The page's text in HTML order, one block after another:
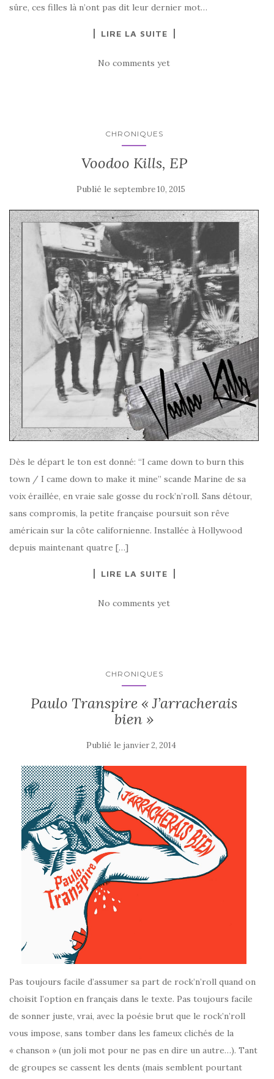
sûre, ces filles là n’ont pas dit leur dernier mot…
LIRE LA SUITE
No comments yet
CHRONIQUES
Voodoo Kills, EP
Publié le septembre 10, 2015
Dès le départ le ton est donné: “I came down to burn this
town / I came down to make it mine” scande Marine de sa
voix éraillée, en vraie sale gosse du rock’n’roll. Sans détour,
sans compromis, la petite française poursuit son rêve
américain sur la côte californienne. Installée à Hollywood
depuis maintenant quatre […]
LIRE LA SUITE
No comments yet
CHRONIQUES
Paulo Transpire « J’arracherais
bien »
Publié le janvier 2, 2014
Pas toujours facile d’assumer sa part de rock’n’roll quand on
choisit l’option en français dans le texte. Pas toujours facile
de sonner juste, vrai, avec la poésie brut que le rock’n’roll
vous impose, sans tomber dans les fameux clichés de la
« chanson » (un joli mot pour ne pas en dire un autre…). Tant
de groupes se cassent les dents (mais semblent pourtant